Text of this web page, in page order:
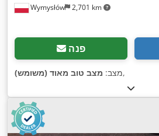
Wymysłów 2,701 km
פנה
מצב: מצב טוב מאוד (משומש) ,